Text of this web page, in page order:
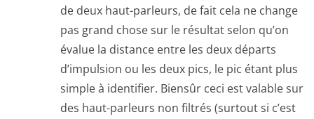
de deux haut-parleurs, de fait cela ne change
pas grand chose sur le résultat selon qu’on
évalue la distance entre les deux départs
d’impulsion ou les deux pics, le pic étant plus
simple à identifier. Biensûr ceci est valable sur
des haut-parleurs non filtrés (surtout si c’est